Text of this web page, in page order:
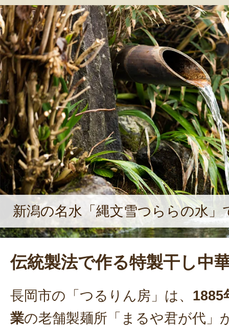
務全般に携わる。2014年からは、現
スタート。干し麺の製造・販売業務
理も行う。「1885年（明治18年）か
麺業を、量でなく特徴ある麺を生み
きたい」と話す。
新潟の名水「縄文雪つららの水」
伝統製法で作る特製干し中
長岡市の「つるりん房」は、 1885
業の老舗製麺所「まるや君が代」